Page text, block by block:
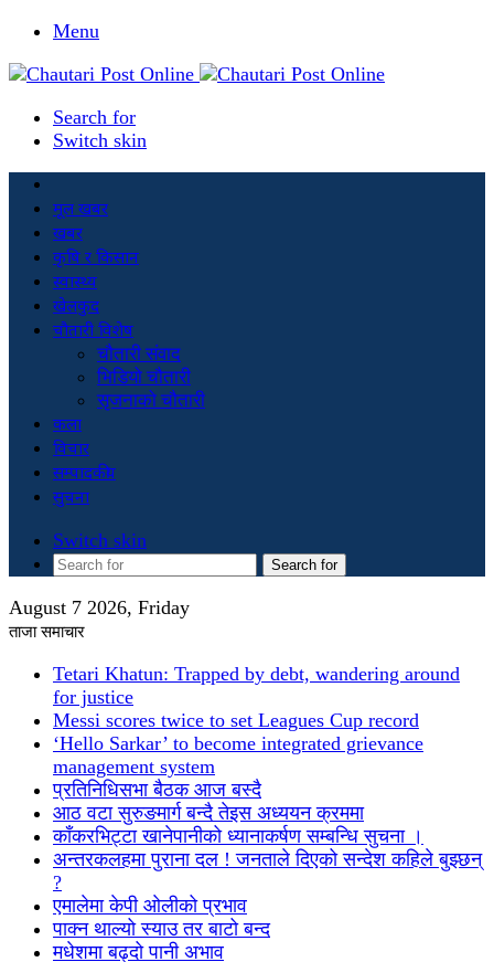
Menu
Search for
Switch skin
मूल खबर
खबर
कृषि र किसान
स्वास्थ्य
खेलकुद
चौतारी विशेष
चौतारी संवाद
भिडियो चौतारी
सृजनाको चौतारी
कला
विचार
सम्पादकीय
सुचना
Switch skin
Search for
August 7 2026, Friday
ताजा समाचार
Tetari Khatun: Trapped by debt, wandering around
for justice
Messi scores twice to set Leagues Cup record
‘Hello Sarkar’ to become integrated grievance
management system
प्रतिनिधिसभा बैठक आज बस्दै
आठ वटा सुरुङमार्ग बन्दै तेइस अध्ययन क्रममा
काँकरभिट्टा खानेपानीको ध्यानाकर्षण सम्बन्धि सुचना ।
अन्तरकलहमा पुराना दल ! जनताले दिएको सन्देश कहिले बुझ्छन्
?
एमालेमा केपी ओलीको प्रभाव
पाक्न थाल्यो स्याउ तर बाटो बन्द
मधेशमा बढ्दो पानी अभाव